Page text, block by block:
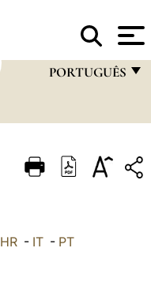
PORTUGUÊS
ITALIANO
HR- IT- PT